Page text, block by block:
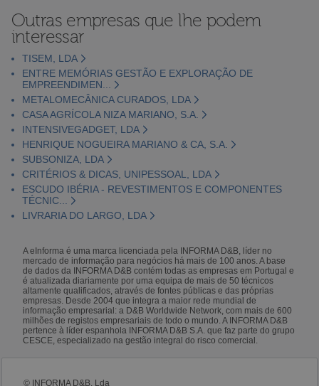
Outras empresas que lhe podem
interessar
TISEM, LDA
ENTRE MEMÓRIAS GESTÃO E EXPLORAÇÃO DE
EMPREENDIMEN...
METALOMECÂNICA CURADOS, LDA
CASA AGRÍCOLA NIZA MARIANO, S.A.
INTENSIVEGADGET, LDA
HENRIQUE NOGUEIRA MARIANO & CA, S.A.
SUBSONIZA, LDA
CRITÉRIOS & DICAS, UNIPESSOAL, LDA
ESCUDO IBÉRIA - REVESTIMENTOS E COMPONENTES
TÉCNIC...
LIVRARIA DO LARGO, LDA
A eInforma é uma marca licenciada pela INFORMA D&B, líder no
mercado de informação para negócios há mais de 100 anos. A base
de dados da INFORMA D&B contém todas as empresas em Portugal e
é atualizada diariamente por uma equipa de mais de 50 técnicos
altamente qualificados, através de fontes públicas e das próprias
empresas. Desde 2004 que integra a maior rede mundial de
informação empresarial: a D&B Worldwide Network, com mais de 600
milhões de registos empresariais de todo o mundo. A INFORMA D&B
pertence à líder espanhola INFORMA D&B S.A. que faz parte do grupo
CESCE, especializado na gestão integral do risco comercial.
© INFORMA D&B, Lda